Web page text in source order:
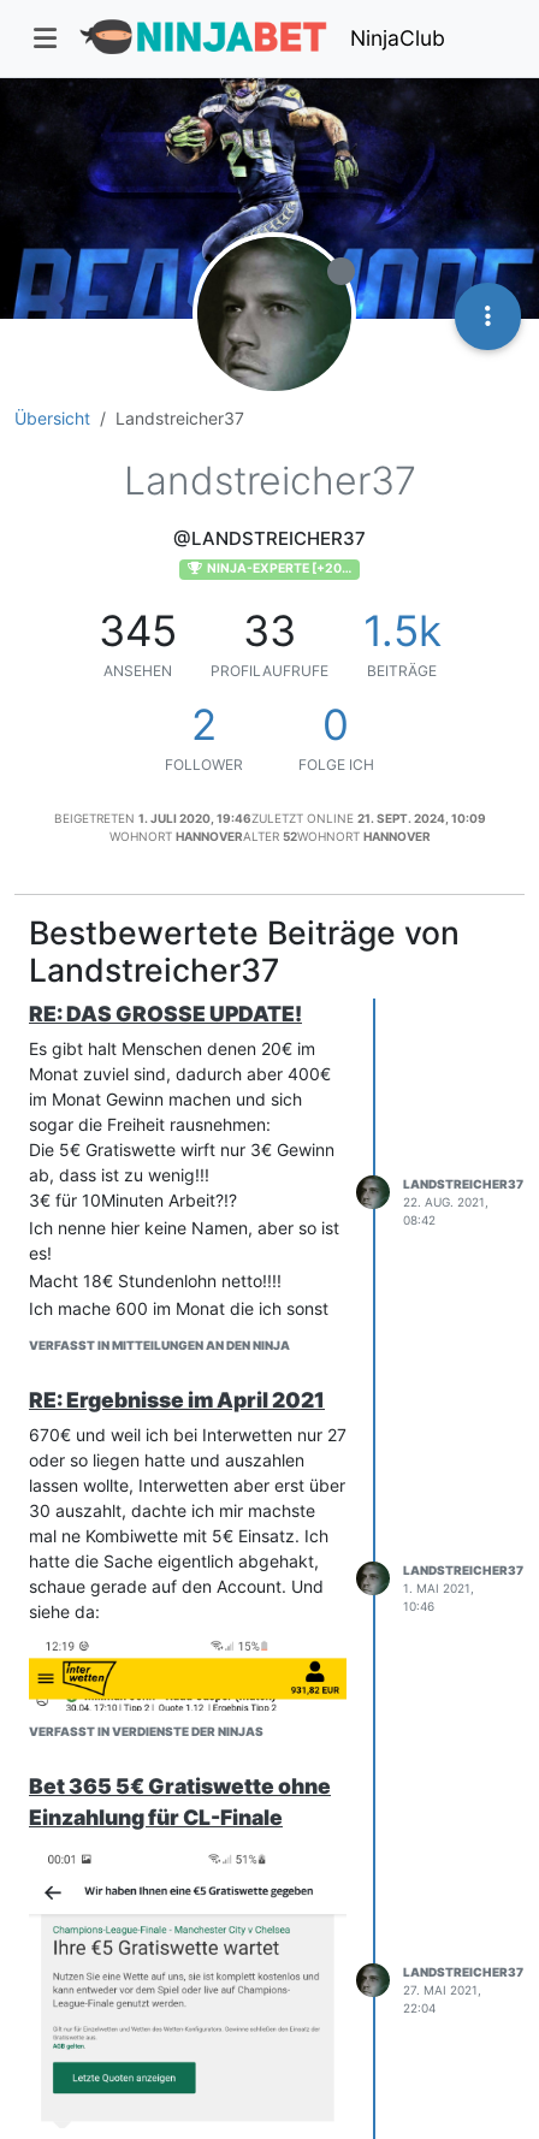
NinjaClub
Übersicht Landstreicher37
Landstreicher37
@LANDSTREICHER37
NINJA-EXPERTE [+200]
345
ANSEHEN
33
PROFILAUFRUFE
1.5k
BEITRÄGE
2
FOLLOWER
0
FOLGE ICH
BEIGETRETEN 1. JULI 2020, 19:46ZULETZT ONLINE 21. SEPT. 2024, 10:09
WOHNORT HANNOVERALTER 52WOHNORT HANNOVER
Bestbewertete Beiträge von
Landstreicher37
RE: DAS GROSSE UPDATE!
Es gibt halt Menschen denen 20€ im
Monat zuviel sind, dadurch aber 400€
im Monat Gewinn machen und sich
sogar die Freiheit rausnehmen:
Die 5€ Gratiswette wirft nur 3€ Gewinn
ab, dass ist zu wenig!!!
3€ für 10Minuten Arbeit?!?
Ich nenne hier keine Namen, aber so ist
es!
Macht 18€ Stundenlohn netto!!!!
Ich mache 600 im Monat die ich sonst
VERFASST IN MITTEILUNGEN AN DEN NINJA
LANDSTREICHER37
22. AUG. 2021,
08:42
RE: Ergebnisse im April 2021
670€ und weil ich bei Interwetten nur 27
oder so liegen hatte und auszahlen
lassen wollte, Interwetten aber erst über
30 auszahlt, dachte ich mir machste
mal ne Kombiwette mit 5€ Einsatz. Ich
hatte die Sache eigentlich abgehakt,
schaue gerade auf den Account. Und
siehe da:
VERFASST IN VERDIENSTE DER NINJAS
LANDSTREICHER37
1. MAI 2021,
10:46
Bet 365 5€ Gratiswette ohne
Einzahlung für CL-Finale
LANDSTREICHER37
27. MAI 2021,
22:04